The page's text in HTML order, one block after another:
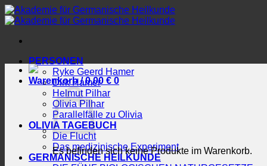
Zum
Inhalt
PERSONEN
Ryke Geerd Hamer
Dirk Hamer
Helmut Pilhar
Olivia Pilhar
Parallelfälle zu Olivia
OLIVIA TAGEBUCH
Die Flucht
Das medizinische Experiment
GERMANISCHE HEILKUNDE
Warenkorb /0.00 € 0
Es befinden sich keine Produkte im Warenkorb.